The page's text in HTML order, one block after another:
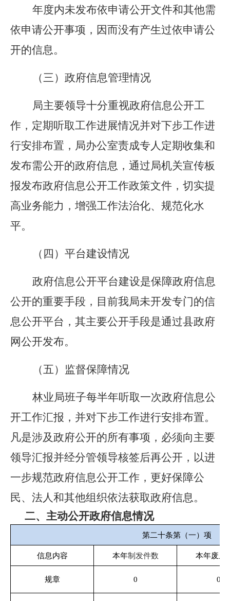
年度内未发布依申请公开文件和其他需
依申请公开事项，因而没有产生过依申请公
开的信息。
（三）政府信息管理情况
局主要领导十分重视政府信息公开工
作，定期听取工作进展情况并对下步工作进
行安排布置，局办公室责成专人定期收集和
发布需公开的政府信息，通过局机关宣传板
报发布政府信息公开工作政策文件，切实提
高业务能力，增强工作法治化、规范化水
平。
（四）平台建设情况
政府信息公开平台建设是保障政府信息
公开的重要手段，目前我局未开发专门的信
息公开平台，其主要公开手段是通过县政府
网公开发布。
（五）监督保障情况
林业局班子每半年听取一次政府信息公
开工作汇报，并对下步工作进行安排布置。
凡是涉及政府公开的所有事项，必须向主要
领导汇报并经分管领导核签后再公开，以进
一步规范政府信息公开工作，更好保障公
民、法人和其他组织依法获取政府信息。
二、主动公开政府信息情况
第二十条第（一）项
信息内容 本年制发件数 本年废止
规章 0 0